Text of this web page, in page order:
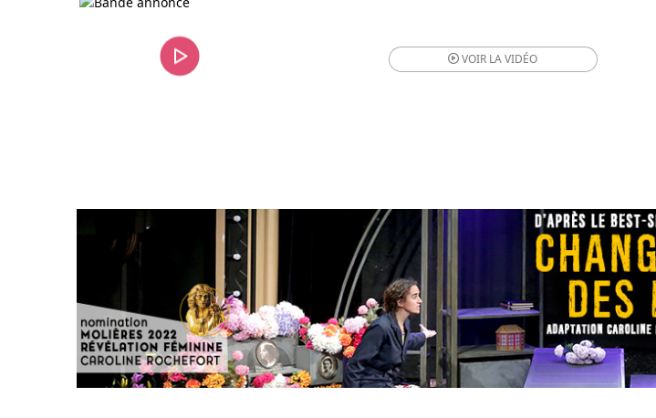
VOIR LAVIDÉO